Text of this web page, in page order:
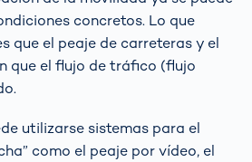
concretos. Lo que
que el peaje de carreteras y el
que el flujo de tráfico (flujo
utilizarse sistemas para el
como el peaje por vídeo, el